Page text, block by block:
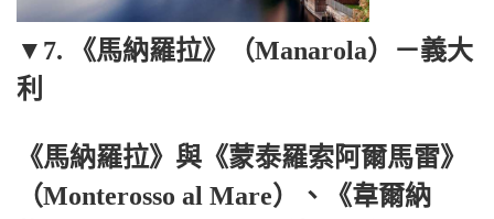
▼7. 《馬納羅拉》（Manarola）－義大
利
《馬納羅拉》與《蒙泰羅索阿爾馬雷》
（Monterosso al Mare）、《韋爾納